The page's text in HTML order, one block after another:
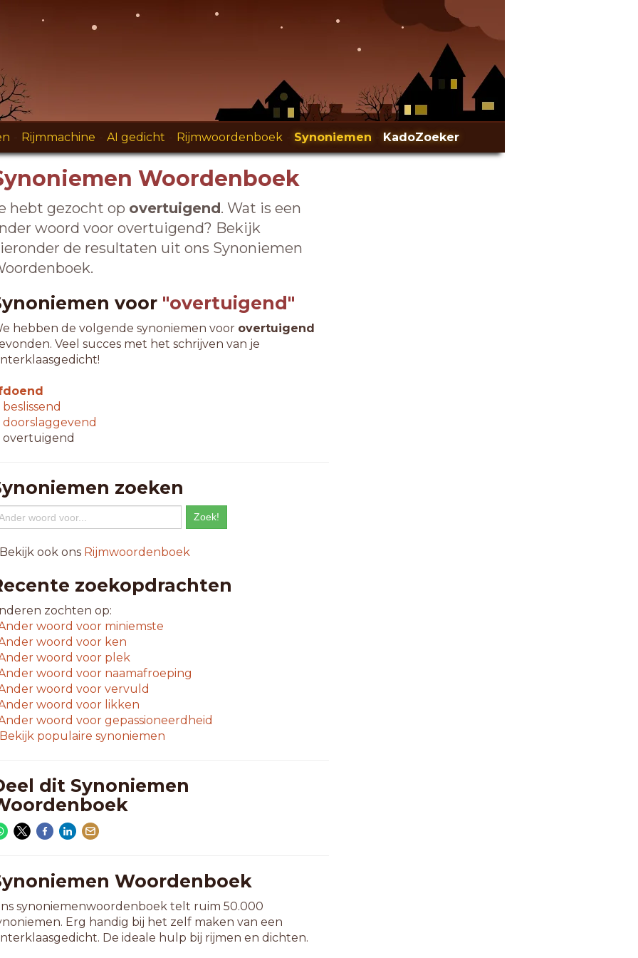
Rijmmachine AI gedicht Rijmwoordenboek Synoniemen KadoZoeker
Woordenboek
hebt gezocht op overtuigend. Wat is een
woord voor overtuigend? Bekijk
de resultaten uit ons Synoniemen
voor "overtuigend"
hebben de volgende synoniemen voor overtuigend
Veel succes met het schrijven van je
beslissend
doorslaggevend
overtuigend
zoeken
ook ons Rijmwoordenboek
zoekopdrachten
zochten op:
woord voorminiemste
woord voorken
woord voorplek
woord voornaamafroeping
woord voorvervuld
woord voorlikken
woord voorgepassioneerdheid
Bekijk populaire synoniemen
dit Synoniemen
Woordenboek
synoniemenwoordenboek telt ruim 50.000
Erg handig bij het zelf maken van een
De ideale hulp bij rijmen en dichten.